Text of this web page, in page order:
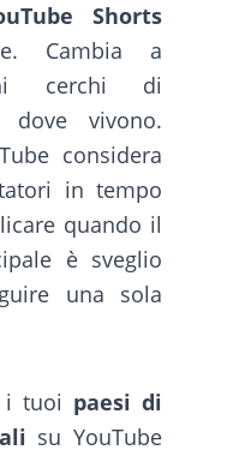
Shorts
Cambia a
cerchi di
vivono.
considera
in tempo
quando il
è sveglio
una sola
i tuoi paesi di
su YouTube